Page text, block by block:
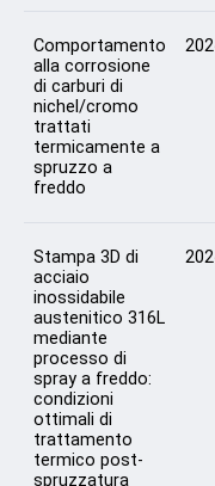
Comportamento
alla corrosione
di carburi di
nichel/cromo
trattati
termicamente a
spruzzo a
freddo
Stampa 3D di
acciaio
inossidabile
austenitico 316L
mediante
processo di
spray a freddo:
condizioni
ottimali di
trattamento
termico post-
spruzzatura